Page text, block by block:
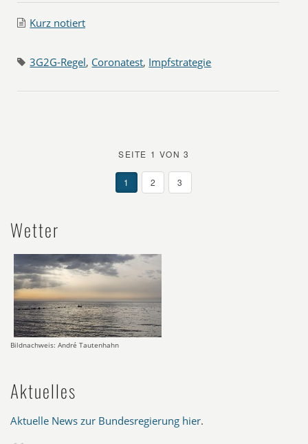
Kurz notiert
3G2G-Regel, Coronatest, Impfstrategie
SEITE 1 VON 3
1 2 3
Wetter
Bildnachweis: André Tautenhahn
Aktuelles
Aktuelle News zur Bundesregierung hier.